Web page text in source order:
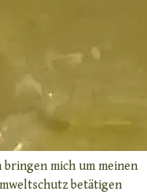
mich um meinen
betätigen